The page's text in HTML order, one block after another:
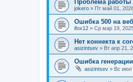
Проблема работы
jokero » Пт май 01,
Ошибка 500 на
ifox12 » Ср мар 19,
Нет коннекта к
asizintsev » Вт апр 21,
Ошибка
asizintsev » Вс июл